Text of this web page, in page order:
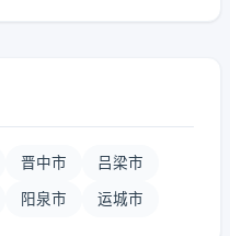
晋中市 吕梁市
阳泉市 运城市